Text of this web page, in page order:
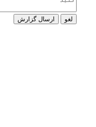
ارسال گزارش